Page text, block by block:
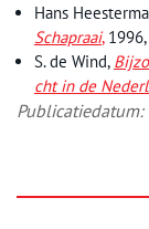
Hans
Schapraai,1996,
S. de Wind,
cht in de